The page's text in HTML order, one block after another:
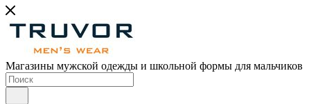
Магазины мужской одежды и школьной формы для мальчиков